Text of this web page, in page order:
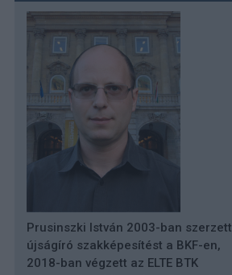
Prusinszki István 2003-ban szerzett
újságíró szakképesítést a BKF-en,
2018-ban végzett az ELTE BTK